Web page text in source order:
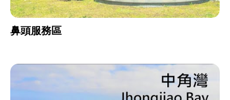
鼻頭服務區